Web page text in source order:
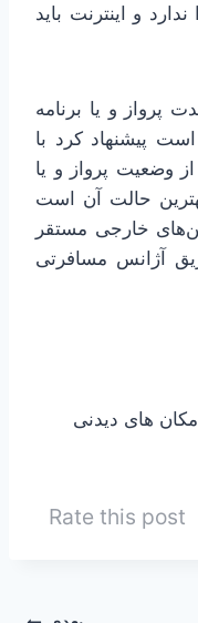
و اینترنت باید
پرواز و یا برنامه
پیشنهاد کرد با
وضعیت پرواز و یا
حالت آن است
خارجی مستقر
آژانس مسافرتی
های دیدنی
Rate this post